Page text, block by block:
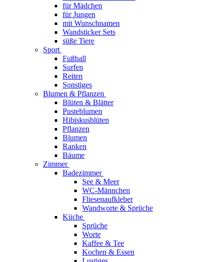
für Mädchen
für Jungen
mit Wunschnamen
Wandsticker Sets
süße Tiere
Sport
Fußball
Surfen
Reiten
Sonstiges
Blumen & Pflanzen
Blüten & Blätter
Pusteblumen
Hibiskusblüten
Pflanzen
Blumen
Ranken
Bäume
Zimmer
Badezimmer
See & Meer
WC-Männchen
Fliesenaufkleber
Wandworte & Sprüche
Küche
Sprüche
Worte
Kaffee & Tee
Kochen & Essen